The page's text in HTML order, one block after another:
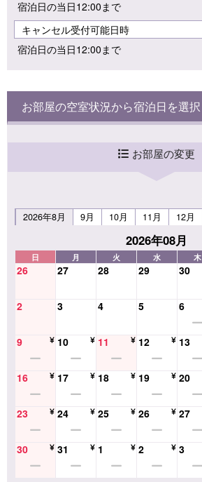
宿泊日の当日12:00まで
キャンセル受付可能日時
宿泊日の当日12:00まで
お部屋の空室状況から宿泊日を選択
お部屋の変更
2026年8月
9月 10月 11月 12月
2026年08月
日 月 火 水 木
26 27 28 29 30
2 3 4 5 6
9 10 11 12 13
16 17 18 19 20
23 24 25 26 27
30 31 1 2 3